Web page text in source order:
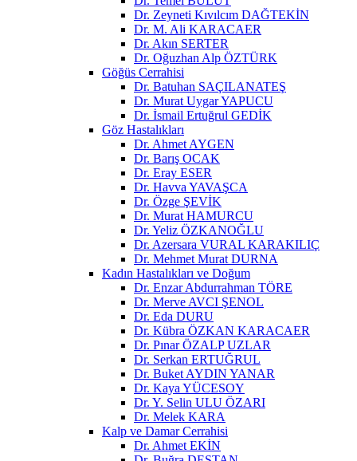
Dr. Zeyneti Kıvılcım DAĞTEKİN
Dr. M. Ali KARACAER
Dr. Akın SERTER
Dr. Oğuzhan Alp ÖZTÜRK
Göğüs Cerrahisi
Dr. Batuhan SAÇILANATEŞ
Dr. Murat Uygar YAPUCU
Dr. İsmail Ertuğrul GEDİK
Göz Hastalıkları
Dr. Ahmet AYGEN
Dr. Barış OCAK
Dr. Eray ESER
Dr. Havva YAVAŞCA
Dr. Özge ŞEVİK
Dr. Murat HAMURCU
Dr. Yeliz ÖZKANOĞLU
Dr. Azersara VURAL KARAKILIÇ
Dr. Mehmet Murat DURNA
Kadın Hastalıkları ve Doğum
Dr. Enzar Abdurrahman TÖRE
Dr. Merve AVCI ŞENOL
Dr. Eda DURU
Dr. Kübra ÖZKAN KARACAER
Dr. Pınar ÖZALP UZLAR
Dr. Serkan ERTUĞRUL
Dr. Buket AYDIN YANAR
Dr. Kaya YÜCESOY
Dr. Y. Selin ULU ÖZARI
Dr. Melek KARA
Kalp ve Damar Cerrahisi
Dr. Ahmet EKİN